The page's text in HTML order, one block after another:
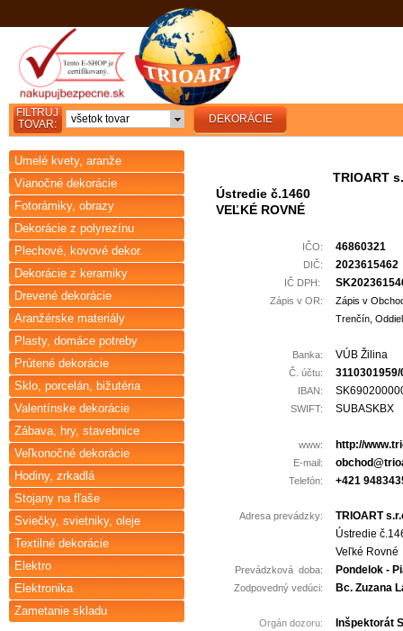
FILTRUJ
TOVAR:
všetok tovar DEKORÁCIE
Umelé kvety, aranže
Vianočné dekorácie
Fotorámiky, obrazy
Dekorácie z polyrezínu
Plechové, kovové dekor.
Dekorácie z keramiky
Drevené dekorácie
Aranžérske materiály
Plasty, domáce potreby
Prútené dekorácie
Sklo, porcelán, bižutéria
Valentínske dekorácie
Zábava, hry, stavebnice
Veľkonočné dekorácie
Hodiny, zrkadlá
Stojany na fľaše
Sviečky, svietniky, oleje
Textilné dekorácie
Elektro
Elektronika
Zametanie skladu
TRIOART
Ústredie č.1460
VEĽKÉ ROVNÉ
IČO: 46860321
DIČ: 2023615462
IČ DPH:
Zápis v OR:
Zápis v
Trenčín,
Banka: VÚB Žilina
Č. účtu: 3110301959/
IBAN:
SWIFT: SUBASKBX
www: http://
E-mail:
Telefón: +421
Adresa prevádzky:
TRIOART
Ústredie
Veľké Rovné
Prevádzková doba: Pondelok -
Zodpovedný vedúci: Bc. Zuzana
Orgán dozoru: Inšpektorát